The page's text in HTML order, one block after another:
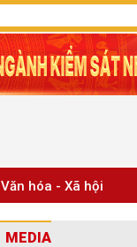
Văn hóa - Xã hội
MEDIA